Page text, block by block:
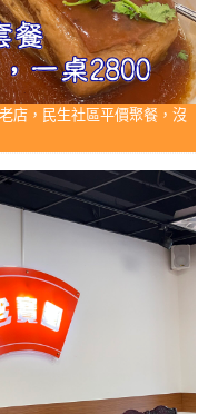
店，民生社區平價聚餐，沒